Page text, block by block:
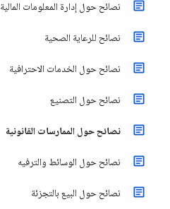
نصائح حول إدارة المعلومات المالية
نصائح للرعاية الصحية
نصائح حول الخدمات الاحترافية
نصائح حول التصنيع
نصائح حول الممارسات القانونية
نصائح حول الوسائط والترفيه
نصائح حول البيع بالتجزئة